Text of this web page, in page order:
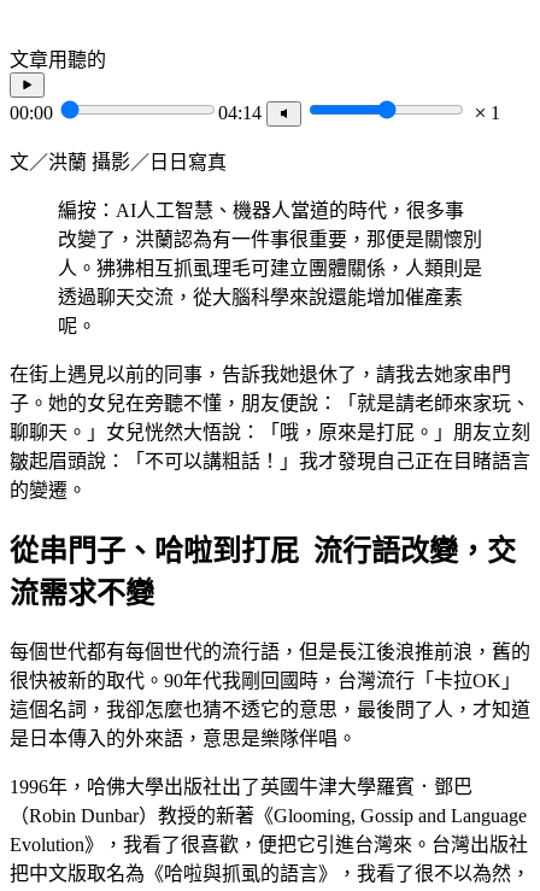
文章用聽的
00:00 04:14 1
文／洪蘭 攝影／日日寫真
編按：AI人工智慧、機器人當道的時代，很多事
改變了，洪蘭認為有一件事很重要，那便是關懷別
人。狒狒相互抓虱理毛可建立團體關係，人類則是
透過聊天交流，從大腦科學來說還能增加催產素
呢。
在街上遇見以前的同事，告訴我她退休了，請我去她家串門
子。她的女兒在旁聽不懂，朋友便說：「就是請老師來家玩、
聊聊天。」女兒恍然大悟說：「哦，原來是打屁。」朋友立刻
皺起眉頭說：「不可以講粗話！」我才發現自己正在目睹語言
的變遷。
從串門子、哈啦到打屁 流行語改變，交
流需求不變
每個世代都有每個世代的流行語，但是長江後浪推前浪，舊的
很快被新的取代。90年代我剛回國時，台灣流行「卡拉OK」
這個名詞，我卻怎麼也猜不透它的意思，最後問了人，才知道
是日本傳入的外來語，意思是樂隊伴唱。
1996年，哈佛大學出版社出了英國牛津大學羅賓．鄧巴
（Robin Dunbar）教授的新著《Glooming, Gossip and Language
Evolution》，我看了很喜歡，便把它引進台灣來。台灣出版社
把中文版取名為《哈啦與抓虱的語言》，我看了很不以為然，